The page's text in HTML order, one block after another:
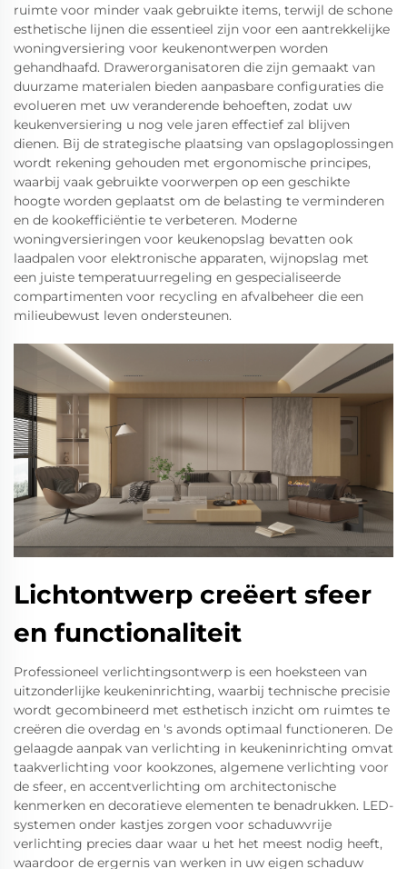
ruimte voor minder vaak gebruikte items, terwijl de schone
esthetische lijnen die essentieel zijn voor een aantrekkelijke
woningversiering voor keukenontwerpen worden
gehandhaafd. Drawerorganisatoren die zijn gemaakt van
duurzame materialen bieden aanpasbare configuraties die
evolueren met uw veranderende behoeften, zodat uw
keukenversiering u nog vele jaren effectief zal blijven
dienen. Bij de strategische plaatsing van opslagoplossingen
wordt rekening gehouden met ergonomische principes,
waarbij vaak gebruikte voorwerpen op een geschikte
hoogte worden geplaatst om de belasting te verminderen
en de kookefficiëntie te verbeteren. Moderne
woningversieringen voor keukenopslag bevatten ook
laadpalen voor elektronische apparaten, wijnopslag met
een juiste temperatuurregeling en gespecialiseerde
compartimenten voor recycling en afvalbeheer die een
milieubewust leven ondersteunen.
Lichtontwerp creëert sfeer
en functionaliteit
Professioneel verlichtingsontwerp is een hoeksteen van
uitzonderlijke keukeninrichting, waarbij technische precisie
wordt gecombineerd met esthetisch inzicht om ruimtes te
creëren die overdag en 's avonds optimaal functioneren. De
gelaagde aanpak van verlichting in keukeninrichting omvat
taakverlichting voor kookzones, algemene verlichting voor
de sfeer, en accentverlichting om architectonische
kenmerken en decoratieve elementen te benadrukken. LED-
systemen onder kastjes zorgen voor schaduwvrije
verlichting precies daar waar u het het meest nodig heeft,
waardoor de ergernis van werken in uw eigen schaduw